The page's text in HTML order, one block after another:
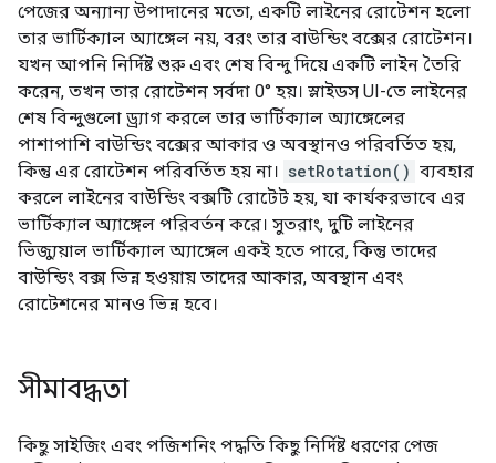
পেজের অন্যান্য উপাদানের মতো, একটি লাইনের রোটেশন হলো
তার ভার্টিক্যাল অ্যাঙ্গেল নয়, বরং তার বাউন্ডিং বক্সের রোটেশন।
যখন আপনি নির্দিষ্ট শুরু এবং শেষ বিন্দু দিয়ে একটি লাইন তৈরি
করেন, তখন তার রোটেশন সর্বদা 0° হয়। স্লাইডস UI-তে লাইনের
শেষ বিন্দুগুলো ড্র্যাগ করলে তার ভার্টিক্যাল অ্যাঙ্গেলের
পাশাপাশি বাউন্ডিং বক্সের আকার ও অবস্থানও পরিবর্তিত হয়,
কিন্তু এর রোটেশন পরিবর্তিত হয় না। setRotation() ব্যবহার
করলে লাইনের বাউন্ডিং বক্সটি রোটেট হয়, যা কার্যকরভাবে এর
ভার্টিক্যাল অ্যাঙ্গেল পরিবর্তন করে। সুতরাং, দুটি লাইনের
ভিজ্যুয়াল ভার্টিক্যাল অ্যাঙ্গেল একই হতে পারে, কিন্তু তাদের
বাউন্ডিং বক্স ভিন্ন হওয়ায় তাদের আকার, অবস্থান এবং
রোটেশনের মানও ভিন্ন হবে।
সীমাবদ্ধতা
কিছু সাইজিং এবং পজিশনিং পদ্ধতি কিছু নির্দিষ্ট ধরণের পেজ